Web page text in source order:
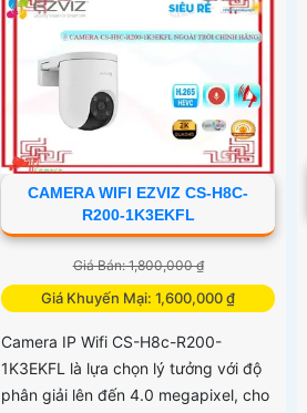
CAMERA WIFI EZVIZ CS-H8C-
R200-1K3EKFL
Giá Bán: 1,800,000 ₫
Giá Khuyến Mại: 1,600,000 ₫
Camera IP Wifi CS-H8c-R200-
1K3EKFL là lựa chọn lý tưởng với độ
phân giải lên đến 4.0 megapixel, cho